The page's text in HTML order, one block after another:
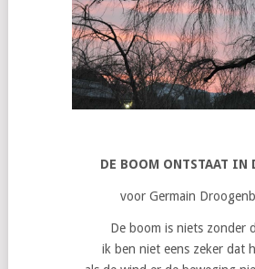
DE BOOM ONTSTAAT IN
voor Germain
De boom is niets zonder
ik ben niet eens zeker dat